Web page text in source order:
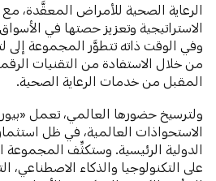
الرعاية الصحية للأمراض المعقَّدة، مع
الاستراتيجية وتعزيز حصتها في
وفي الوقت ذاته تتطوَّر المجموعة إلى
من خلال الاستفادة من التقنيات
المقبل من خدمات الرعاية الصحية.
ولترسيخ حضورها العالمي، تعمل
الاستحواذات العالمية، في ظل
الدولية الرئيسية. وستكثِّف المجموعة
على التكنولوجيا والذكاء الاصطناعي،